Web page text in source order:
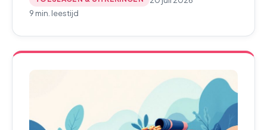
9 min. leestijd